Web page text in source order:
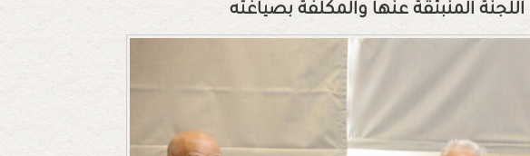
المنبثقة عنها والمكلفة بصياغته